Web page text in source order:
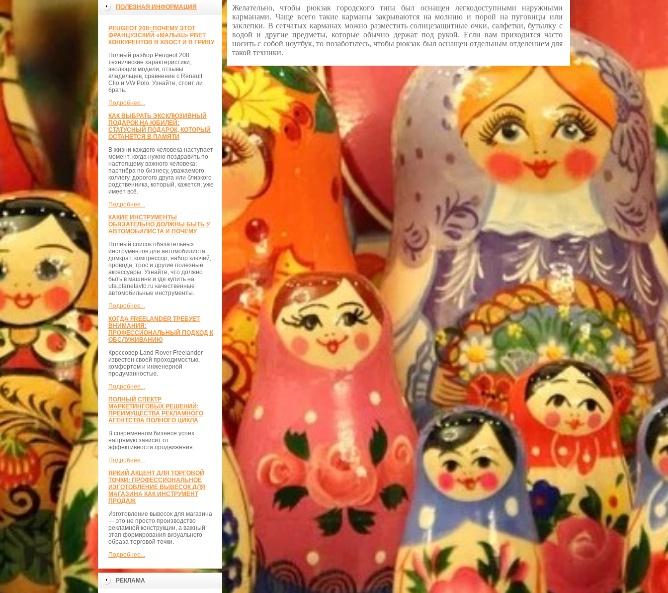
ПОЛЕЗНАЯ ИНФОРМАЦИЯ
PEUGEOT 208: ПОЧЕМУ ЭТОТ
ФРАНЦУЗСКИЙ «МАЛЫШ» РВЁТ
КОНКУРЕНТОВ В ХВОСТ И В ГРИВУ
Полный разбор Peugeot 208:
технические характеристики,
эволюция модели, отзывы
владельцев, сравнение с Renault
Clio и VW Polo. Узнайте, стоит ли
брать.
Подробнее...
КАК ВЫБРАТЬ ЭКСКЛЮЗИВНЫЙ
ПОДАРОК НА ЮБИЛЕЙ:
СТАТУСНЫЙ ПОДАРОК, КОТОРЫЙ
ОСТАНЕТСЯ В ПАМЯТИ
В жизни каждого человека наступает
момент, когда нужно поздравить по-
настоящему важного человека:
партнёра по бизнесу, уважаемого
коллегу, дорогого друга или близкого
родственника, который, кажется, уже
имеет всё.
Подробнее...
КАКИЕ ИНСТРУМЕНТЫ
ОБЯЗАТЕЛЬНО ДОЛЖНЫ БЫТЬ У
АВТОМОБИЛИСТА И ПОЧЕМУ
Полный список обязательных
инструментов для автомобилиста:
домкрат, компрессор, набор ключей,
провода, трос и другие полезные
аксессуары. Узнайте, что должно
быть в машине и где купить на
ufa.planetavto.ru качественные
автомобильные инструменты.
Подробнее...
КОГДА FREELANDER ТРЕБУЕТ
ВНИМАНИЯ:
ПРОФЕССИОНАЛЬНЫЙ ПОДХОД К
ОБСЛУЖИВАНИЮ
Кроссовер Land Rover Freelander
известен своей проходимостью,
комфортом и инженерной
продуманностью.
Подробнее...
ПОЛНЫЙ СПЕКТР
МАРКЕТИНГОВЫХ РЕШЕНИЙ:
ПРЕИМУЩЕСТВА РЕКЛАМНОГО
АГЕНТСТВА ПОЛНОГО ЦИКЛА
В современном бизнесе успех
напрямую зависит от
эффективности продвижения.
Подробнее...
ЯРКИЙ АКЦЕНТ ДЛЯ ТОРГОВОЙ
ТОЧКИ: ПРОФЕССИОНАЛЬНОЕ
ИЗГОТОВЛЕНИЕ ВЫВЕСОК ДЛЯ
МАГАЗИНА КАК ИНСТРУМЕНТ
ПРОДАЖ
Изготовление вывесок для магазина
— это не просто производство
рекламной конструкции, а важный
этап формирования визуального
образа торговой точки.
Подробнее...
РЕКЛАМА
Желательно, чтобы рюкзак городского типа был оснащен легкодоступными наружными
карманами. Чаще всего такие карманы закрываются на молнию и порой на пуговицы или
заклепки. В сетчатых карманах можно разместить солнцезащитные очки, салфетки, бутылку с
водой и другие предметы, которые обычно держат под рукой. Если вам приходится часто
носить с собой ноутбук, то позаботьтесь, чтобы рюкзак был оснащен отдельным отделением для
такой техники.